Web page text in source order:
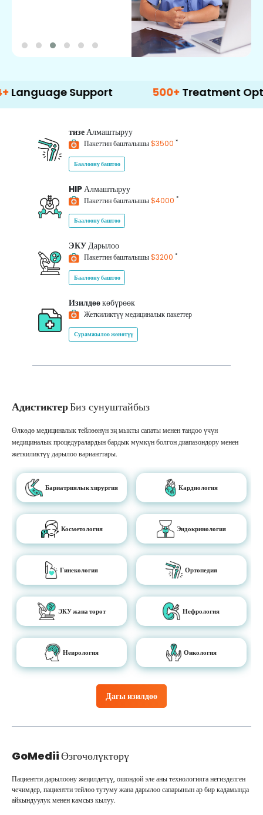
Support 500+ Treatment Options
тизеАлмаштыруу
Пакеттин башталышы$3500 *
Баалоону баштоо
HIPАлмаштыруу
Пакеттин башталышы$4000 *
Баалоону баштоо
ЭКУДарылоо
Пакеттин башталышы$3200 *
Баалоону баштоо
Изилдөөкөбүрөөк
Жеткиликтүү медициналык пакеттер
Сурамжылоо жөнөтүү
АдистиктерБиз сунуштайбыз
Дагы изилдөө
Өлкөдө медициналык тейлөөнүн эң мыкты сапаты менен тандоо үчүн
медициналык процедуралардын бардык мүмкүн болгон диапазондору менен
жеткиликтүү дарылоо варианттары.
Бариатриялык хирургия Кардиология
Косметология Эндокринология
Гинекология Ортопедия
ЭКУ жана төрөт Нефрология
Неврология Онкология
GoMediiӨзгөчөлүктөрү
Пациентти дарылоону жеңилдетүү, ошондой эле аны технологияга негизделген
чечимдер, пациентти тейлөө тутуму жана дарылоо сапарынын ар бир кадамында
айкындуулук менен камсыз кылуу.